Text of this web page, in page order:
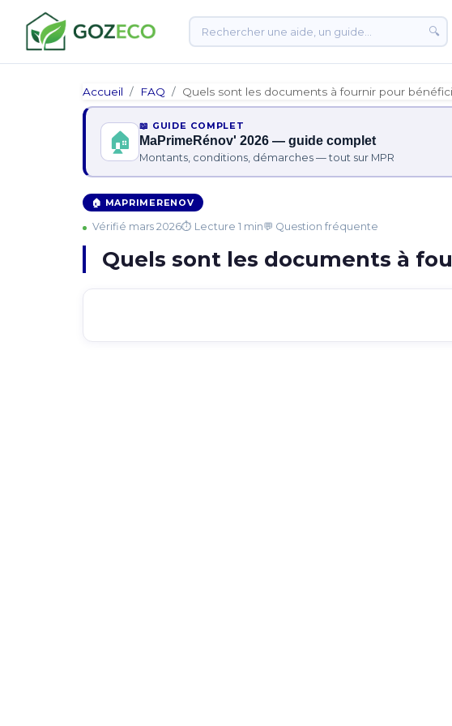
🔍
Accueil FAQ Quels sont les documents à fournir pour
🏠
📖 GUIDE COMPLET
MaPrimeRénov' 2026 — guide complet
Montants, conditions, démarches — tout sur MPR
🏠 MAPRIMERENOV
Vérifié mars 2026⏱ Lecture 1 min💬 Question fréquente
Quels sont les documents à